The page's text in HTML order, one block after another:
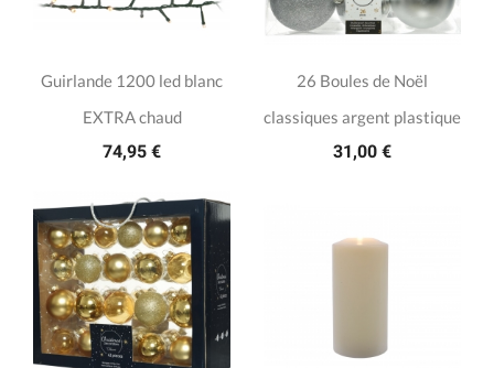
Guirlande 1200 led blanc
EXTRA chaud
74,95 €
26 Boules de Noël
classiques argent plastique
31,00 €